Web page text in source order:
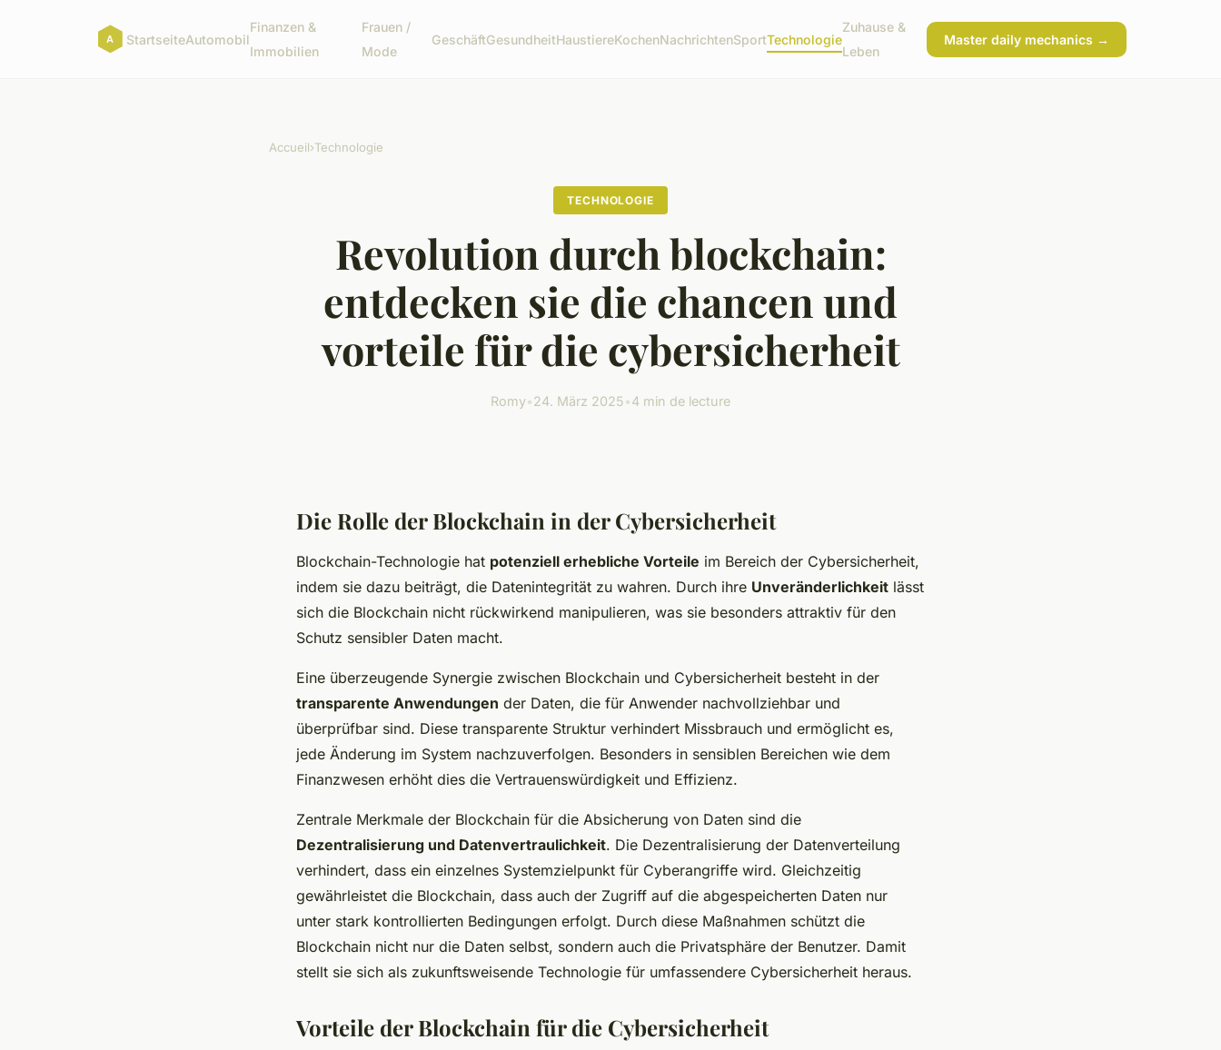
StartseiteAutomobil
Finanzen &
Immobilien
Frauen /
Mode
GeschäftGesundheitHaustiereKochenNachrichtenSportTechnologie
Zuhause &
Leben
Master daily mechanics →
Accueil›Technologie
TECHNOLOGIE
Revolution durch blockchain:
entdecken sie die chancen und
vorteile für die cybersicherheit
Romy•24. März 2025•4 min de lecture
Die Rolle der Blockchain in der Cybersicherheit
Blockchain-Technologie hat potenziell erhebliche Vorteile im Bereich der Cybersicherheit,
indem sie dazu beiträgt, die Datenintegrität zu wahren. Durch ihre Unveränderlichkeit lässt
sich die Blockchain nicht rückwirkend manipulieren, was sie besonders attraktiv für den
Schutz sensibler Daten macht.
Eine überzeugende Synergie zwischen Blockchain und Cybersicherheit besteht in der
transparente Anwendungen der Daten, die für Anwender nachvollziehbar und
überprüfbar sind. Diese transparente Struktur verhindert Missbrauch und ermöglicht es,
jede Änderung im System nachzuverfolgen. Besonders in sensiblen Bereichen wie dem
Finanzwesen erhöht dies die Vertrauenswürdigkeit und Effizienz.
Zentrale Merkmale der Blockchain für die Absicherung von Daten sind die
Dezentralisierung und Datenvertraulichkeit. Die Dezentralisierung der Datenverteilung
verhindert, dass ein einzelnes Systemzielpunkt für Cyberangriffe wird. Gleichzeitig
gewährleistet die Blockchain, dass auch der Zugriff auf die abgespeicherten Daten nur
unter stark kontrollierten Bedingungen erfolgt. Durch diese Maßnahmen schützt die
Blockchain nicht nur die Daten selbst, sondern auch die Privatsphäre der Benutzer. Damit
stellt sie sich als zukunftsweisende Technologie für umfassendere Cybersicherheit heraus.
Vorteile der Blockchain für die Cybersicherheit